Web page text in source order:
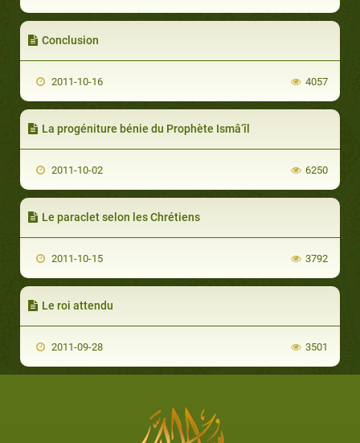
Conclusion
2011-10-16 4057
La progéniture bénie du Prophète Ismâ‘îl
2011-10-02 6250
Le paraclet selon les Chrétiens
2011-10-15 3792
Le roi attendu
2011-09-28 3501